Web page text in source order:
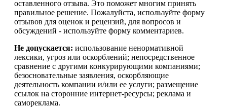
оставленного отзыва. Это поможет многим принять
правильное решение. Пожалуйста, используйте форму
отзывов для оценок и рецензий, для вопросов и
обсуждений - используйте форму комментариев.
Не допускается: использование ненормативной
лексики, угроз или оскорблений; непосредственное
сравнение с другими конкурирующими компаниями;
безосновательные заявления, оскорбляющие
деятельность компании и/или ее услуги; размещение
ссылок на сторонние интернет-ресурсы; реклама и
самореклама.